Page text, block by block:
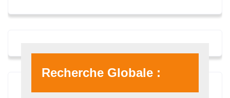
Recherche Globale :